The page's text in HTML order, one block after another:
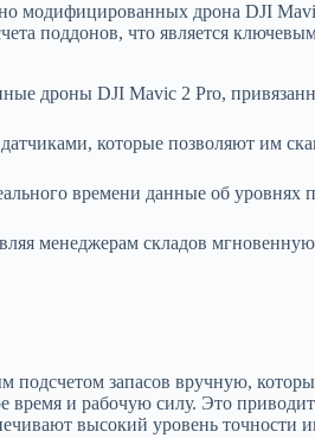
модифицированных дрона DJI
поддонов, что является
дроны DJI Mavic 2 Pro,
которые позволяют им
времени данные об
менеджерам складов
подсчетом запасов вручную,
время и рабочую силу. Это
высокий уровень